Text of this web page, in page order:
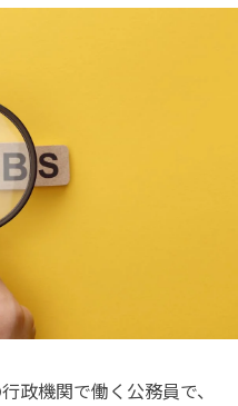
政機関で働く公務員で、